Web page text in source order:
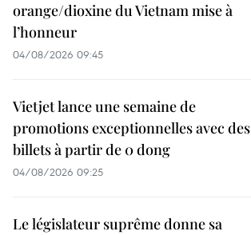
orange/dioxine du Vietnam mise à
l’honneur
04/08/2026 09:45
Vietjet lance une semaine de
promotions exceptionnelles avec des
billets à partir de 0 dong
04/08/2026 09:25
Le législateur suprême donne sa